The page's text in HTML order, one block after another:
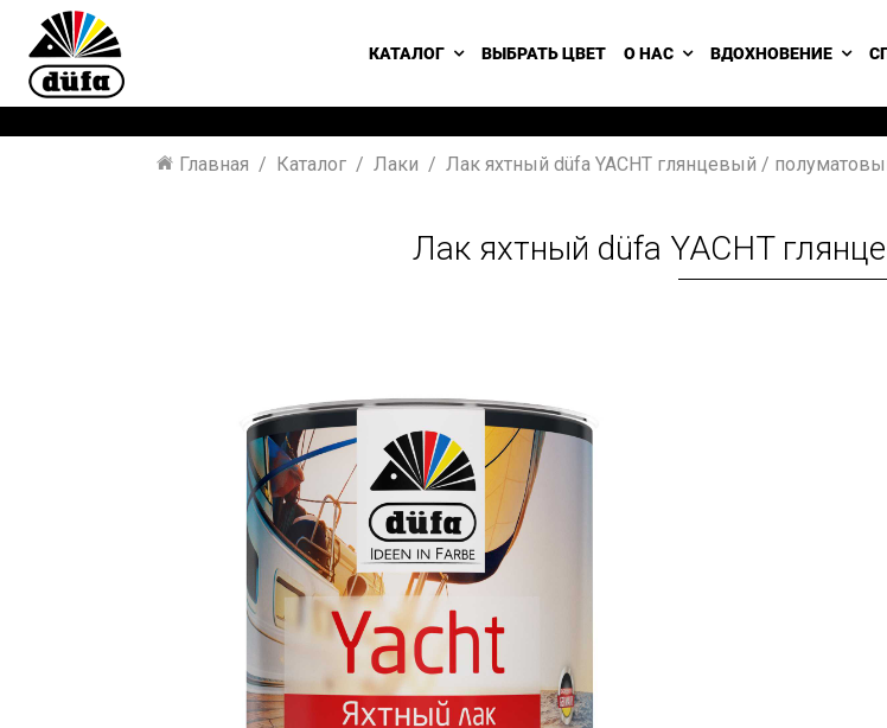
КАТАЛОГ ВЫБРАТЬ ЦВЕТ О НАС ВДОХНОВЕНИЕ
Главная Каталог Лаки Лак яхтный düfa YACHT глянцевый /
Лак яхтный düfa YACHT